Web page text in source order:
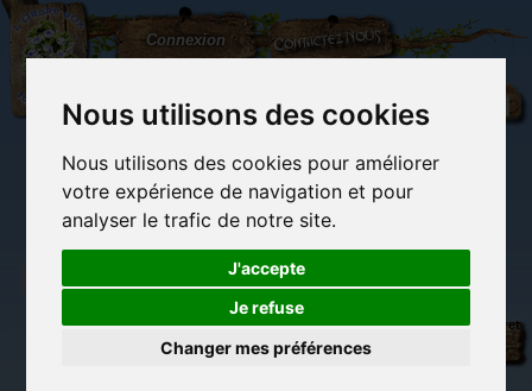
Nous utilisons des cookies
Nous utilisons des cookies pour améliorer
votre expérience de navigation et pour
analyser le trafic de notre site.
J'accepte
Je refuse
Changer mes préférences
L'Arbre
aux
100.000
Connexion Contactez-nous
(vide)
Librairie des
Carterie
originale
Activités
détente et jeux
Objets déco et